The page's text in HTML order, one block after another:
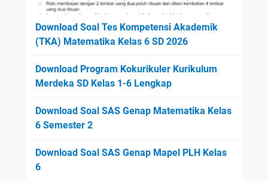
Download Soal Tes Kompetensi Akademik
(TKA) Matematika Kelas 6 SD 2026
Download Program Kokurikuler Kurikulum
Merdeka SD Kelas 1-6 Lengkap
Download Soal SAS Genap Matematika Kelas
6 Semester 2
Download Soal SAS Genap Mapel PLH Kelas
6